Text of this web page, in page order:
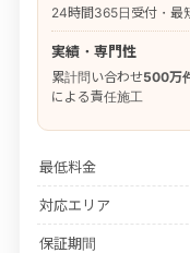
24時間365日受付・最
実績・専門性
累計問い合わせ500万
による責任施工
最低料金
対応エリア
保証期間